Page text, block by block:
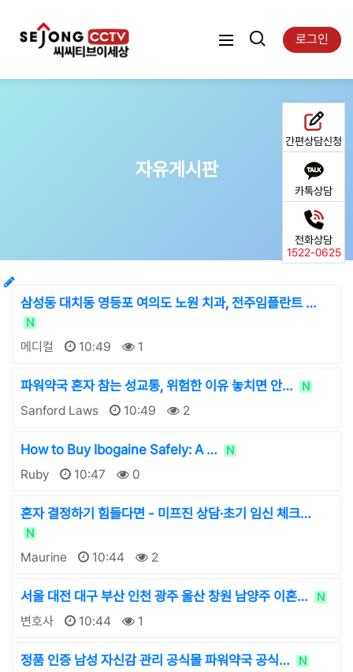
로그인
자유게시판
삼성동 대치동 영등포 여의도 노원 치과, 전주임플란트 …
N
메디컬 10:49 1
파워약국 혼자 참는 성교통, 위험한 이유 놓치면 안… N
Sanford Laws 10:49 2
How to Buy Ibogaine Safely: A … N
Ruby 10:47 0
혼자 결정하기 힘들다면 - 미프진 상담·초기 임신 체크…
N
Maurine 10:44 2
서울 대전 대구 부산 인천 광주 울산 창원 남양주 이혼… N
변호사 10:44 1
정품 인증 남성 자신감 관리 공식몰 파워약국 공식… N
간편상담신청
카톡상담
전화상담
1522-0625